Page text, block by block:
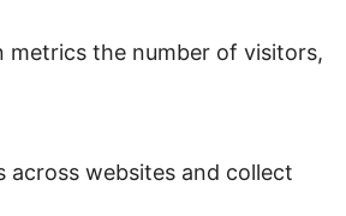
metrics the number of visitors,
websites and collect